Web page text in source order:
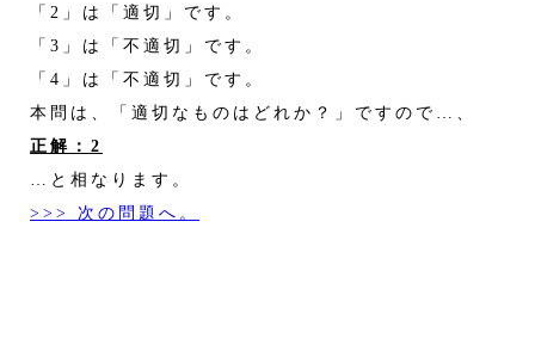
「2」は「適切」です。
「3」は「不適切」です。
「4」は「不適切」です。
本問は、「適切なものはどれか？」ですので…、
正解：2
…と相なります。
>>> 次の問題へ。